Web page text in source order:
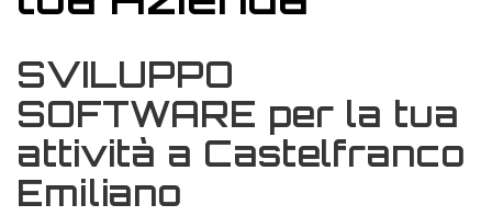
SVILUPPO
SOFTWARE per la tua
attività a Castelfranco
Emiliano